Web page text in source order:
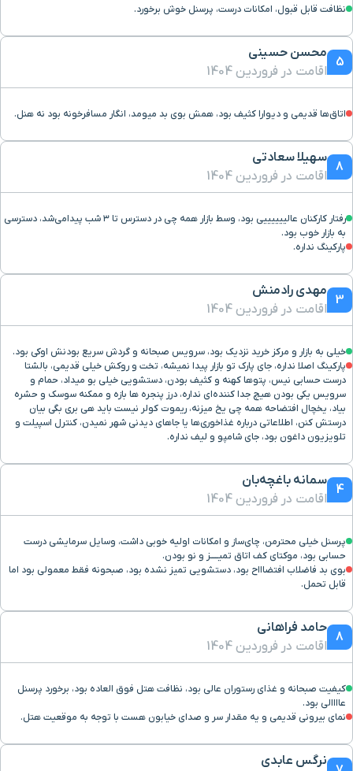
نظافت قابل قبول، امکانات درست، پرسنل خوش برخورد.
5
محسن حسینی
اقامت در فروردین 1404
اتاق‌ها قدیمی و دیوارا کثیف بود، همش بوی بد میومد، انگار مسافرخونه بود نه هنل.
8
سهیلا سعادتی
اقامت در فروردین 1404
رفتار کارکنان عالییییییی بود، وسط بازار همه چی در دسترس تا ۳ شب پیدامی‌شد، دسترسی
به بازار خوب بود.
پارکینگ نداره.
3
مهدی رادمنش
اقامت در فروردین 1404
خیلی به بازار و مرکز خرید نزدیک بود، سرویس صبحانه و گردش سریع بودنش اوکی بود.
پارکینگ اصلا نداره، جای پارک تو بازار پیدا نمیشه، تخت و روکش خیلی قدیمی، بالشتا
درست حسابی نیس، پتوها کهنه و کثیف بودن، دستشویی خیلی بو میداد، حمام و
سرویس یکی بودن هیچ جدا کننده‌ای نداره، درز پنجره ها بازه و ممکنه سوسک و حشره
بیاد، یخچال افتضاحه همه چی یخ میزنه، ریموت کولر نیست باید هی بری بگی بیان
درستش کنن، اطلاعاتی درباره غذاخوری‌ها یا جاهای دیدنی شهر نمیدن، کنترل اسپیلت و
تلویزیون داغون بود، جای شامپو و لیف نداره.
4
سمانه باغچه‌بان
اقامت در فروردین 1404
پرسنل خیلی محترمن، چای‌ساز و امکانات اولیه خوبی داشت، وسایل سرمایشی درست
حسابی بود، موکتای کف اتاق تمیـــــز و نو بودن.
بوی بد فاضلاب افتضاااح بود، دستشویی تمیز نشده بود، صبحونه فقط معمولی بود اما
قابل تحمل.
8
حامد فراهانی
اقامت در فروردین 1404
کیفیت صبحانه و غذای رستوران عالی بود، نظافت هتل فوق العاده بود، برخورد پرسنل
عاااالی بود.
نمای بیرونی قدیمی و یه مقدار سر و صدای خیابون هست با توجه به موقعیت هتل.
نرگس عابدی